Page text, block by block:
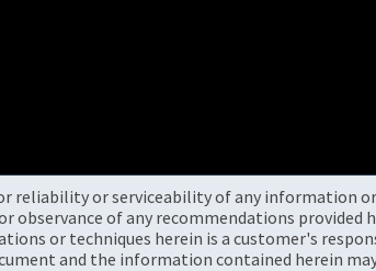
reliability or serviceability of any information
of any recommendations provided
or techniques herein is a customer's
and the information contained herein